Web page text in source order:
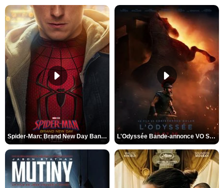
Spider-Man: Brand New Day Bande-annonce VO STFR L'Odyssée Bande-annonce VO STFR